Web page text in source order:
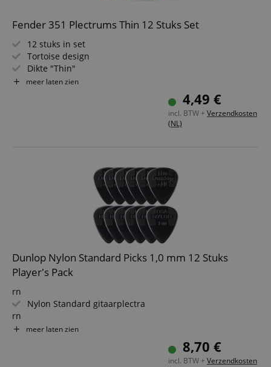
Fender 351 Plectrums Thin 12 Stuks Set
12 stuks in set
Tortoise design
Dikte "Thin"
Traditionele vorm
meer laten zien
4,49 €
incl. BTW + Verzendkosten
(NL)
Dunlop Nylon Standard Picks 1,0 mm 12 Stuks
Player's Pack
rn
Nylon Standard gitaarplectra
rn
Oppervlak: nylon
Vorm: Standaard met afgeronde punt
meer laten zien
8,70 €
incl. BTW + Verzendkosten